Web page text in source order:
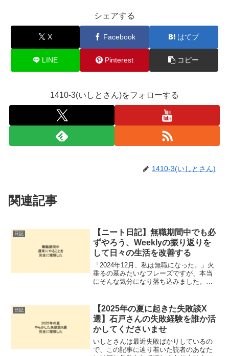
シェアする
X Facebook はてブ
LINE Pinterest コピー
1410-3(いしとさん)をフォローする
1410-3(いしとさん)
関連記事
日記
【ニート日記】無職期間中でも必
ずやろう、Weeklyの振り返りを
して日々の生活を改善する
「2024年12月、私は無職になった。」火
垂るの墓みたいなフレーズですが、本当
にそんな気分になり落ち込みました。は
ところがあります。他のかたが参考にな
るかどうかはわかりませんが一週間の振
り返りから思考する習慣を紹介無職から
這い上がる
日記
【2025年の夏に起きた失敗談X
選】石戸さんの失敗経験を誰か活
かしてくださいませ
いしとさんは最近失敗ばかりしているの
で、この記事に辿り着いた読者のあなた